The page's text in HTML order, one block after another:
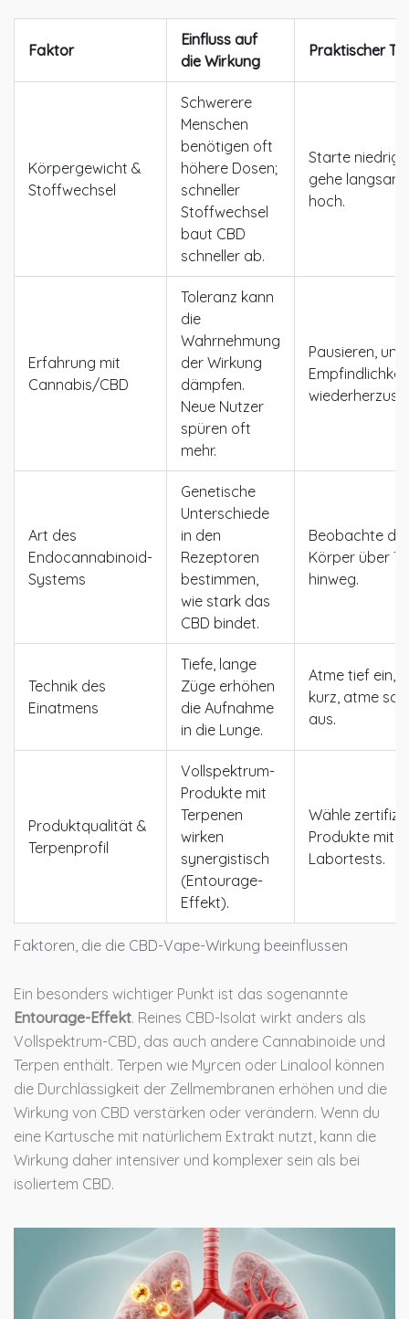
Faktoren, die die CBD-Vape-Wirkung beeinflussen
Faktor
Einfluss auf
die Wirkung
Praktischer
Körpergewicht &
Stoffwechsel
Schwerere
Menschen
benötigen oft
höhere Dosen;
schneller
Stoffwechsel
baut CBD
schneller ab.
Starte niedrig
gehe langsam
hoch.
Erfahrung mit
Cannabis/CBD
Toleranz kann
die
Wahrnehmung
der Wirkung
dämpfen.
Neue Nutzer
spüren oft
mehr.
Pausieren, um
Empfindlichkeit
Art des
Endocannabinoid-
Systems
Genetische
Unterschiede
in den
Rezeptoren
bestimmen,
wie stark das
CBD bindet.
Beobachte
Körper über
hinweg.
Technik des
Einatmens
Tiefe, lange
Züge erhöhen
die Aufnahme
in die Lunge.
Atme tief ein,
kurz, atme
aus.
Produktqualität &
Terpenprofil
Vollspektrum-
Produkte mit
Terpenen
wirken
synergistisch
(Entourage-
Effekt).
Wähle
Produkte mit
Labortests.
Ein besonders wichtiger Punkt ist das sogenannte
Entourage-Effekt. Reines CBD-Isolat wirkt anders als
Vollspektrum-CBD, das auch andere Cannabinoide und
Terpen enthält. Terpen wie Myrcen oder Linalool können
die Durchlässigkeit der Zellmembranen erhöhen und die
Wirkung von CBD verstärken oder verändern. Wenn du
eine Kartusche mit natürlichem Extrakt nutzt, kann die
Wirkung daher intensiver und komplexer sein als bei
isoliertem CBD.